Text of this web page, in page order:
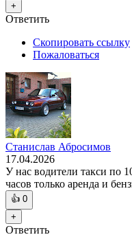
+
Ответить
Скопировать ссылку
Пожаловаться
Станислав Абросимов
17.04.2026
У нас водители такси по
часов только аренда и
👍 0
+
Ответить